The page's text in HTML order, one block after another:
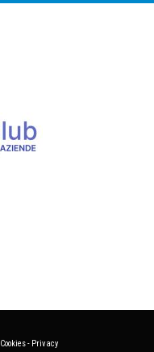
Cookies- Privacy